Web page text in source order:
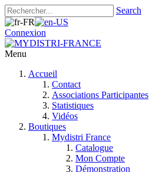
Search
Connexion
Menu
Accueil
Contact
Associations Participantes
Statistiques
Vidéos
Boutiques
Mydistri France
Catalogue
Mon Compte
Démonstration